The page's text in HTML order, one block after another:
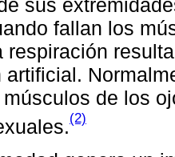
sus
fallan los
respiración
artificial.
de los
(2)